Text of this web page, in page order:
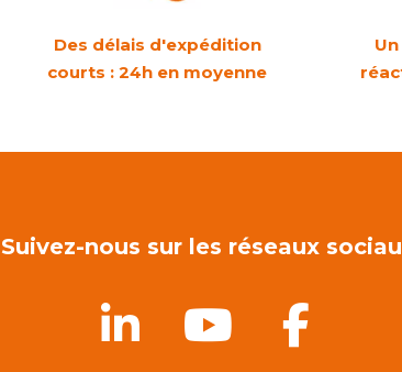
Des délais d'expédition
courts : 24h en moyenne
Suivez-nous sur les réseaux